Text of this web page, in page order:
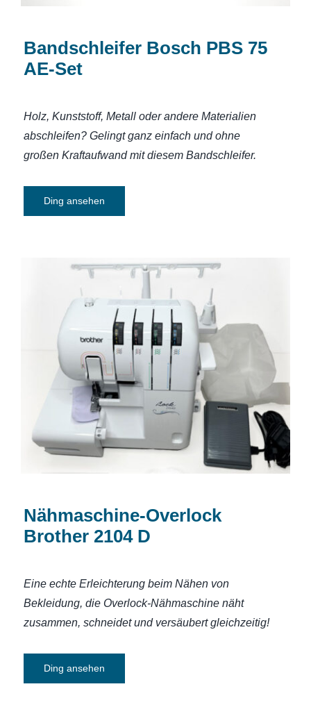
Bandschleifer Bosch PBS 75
AE-Set
Holz, Kunststoff, Metall oder andere Materialien
abschleifen? Gelingt ganz einfach und ohne
großen Kraftaufwand mit diesem Bandschleifer.
Ding ansehen
Nähmaschine-Overlock Brother 2104 D
Nähmaschine-Overlock
Brother 2104 D
Eine echte Erleichterung beim Nähen von
Bekleidung, die Overlock-Nähmaschine näht
zusammen, schneidet und versäubert gleichzeitig!
Ding ansehen